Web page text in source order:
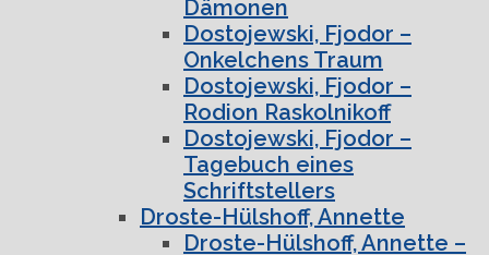
Dämonen
Dostojewski, Fjodor –
Onkelchens Traum
Dostojewski, Fjodor –
Rodion Raskolnikoff
Dostojewski, Fjodor –
Tagebuch eines
Schriftstellers
Droste-Hülshoff, Annette
Droste-Hülshoff, Annette –